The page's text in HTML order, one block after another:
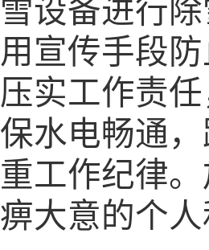
雪设备进行
用宣传手段
压实工作责
保水电畅通
重工作纪律
痹大意的个